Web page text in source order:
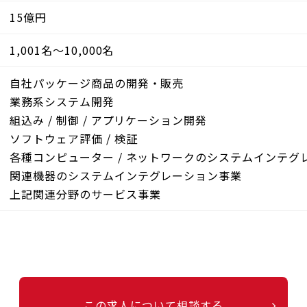
15億円
1,001名～10,000名
自社パッケージ商品の開発・販売
業務系システム開発
組込み / 制御 / アプリケーション開発
ソフトウェア評価 / 検証
各種コンピューター / ネットワークのシステムインテグ
関連機器のシステムインテグレーション事業
上記関連分野のサービス事業